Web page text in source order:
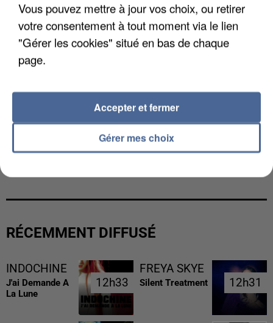
GABRIEL ATTAL ET RAPHAËL GLUCKSMANN
RÉCEMMENT DIFFUSÉ
INDOCHINE
J'ai Demande A
La Lune
12h33
12h33
FREYA SKYE
Silent Treatment 12h31
12h31
Vous pouvez mettre à jour vos choix, ou retirer
votre consentement à tout moment via le lien
"Gérer les cookies" situé en bas de chaque
page.
Gérer mes choix
Accepter et fermer